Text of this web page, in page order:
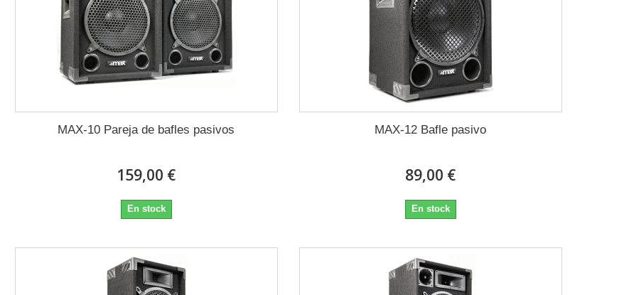
MAX-10 Pareja de bafles pasivos
159,00 €
En stock
MAX-12 Bafle pasivo
89,00 €
En stock